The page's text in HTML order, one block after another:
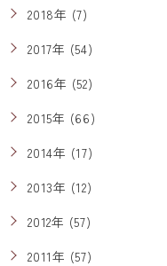
2018年 (7)
2017年 (54)
2016年 (52)
2015年 (66)
2014年 (17)
2013年 (12)
2012年 (57)
2011年 (57)